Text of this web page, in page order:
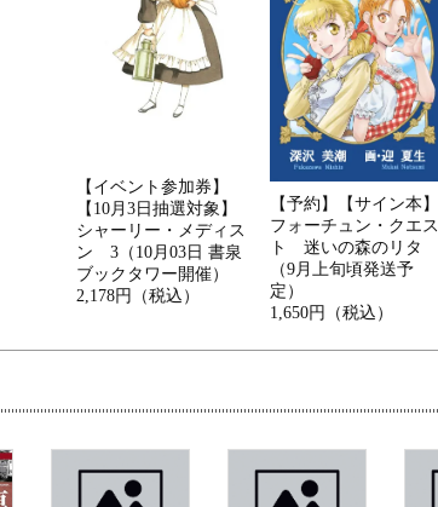
【イベント参加券】
【10月3日抽選対象】
シャーリー・メディス
ン 3（10月03日 書泉
ブックタワー開催）
2,178円（税込）
【予約】【サイン本】
フォーチュン・クエス
ト 迷いの森のリタ
（9月上旬頃発送予
定）
1,650円（税込）